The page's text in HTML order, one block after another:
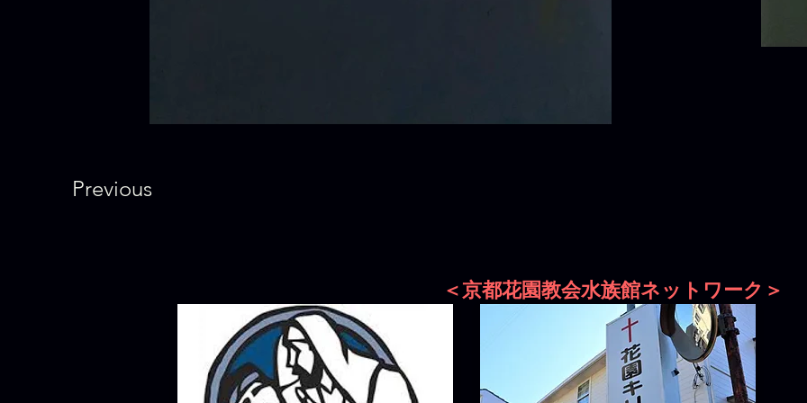
Previous
＜京都花園教会水族館ネットワーク＞